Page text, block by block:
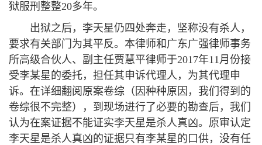
狱服刑整整20多年。
出狱之后，李天星仍四处奔走，坚称没有杀人，
要求有关部门为其平反。本律师和广东广强律师事务
所高级合伙人、副主任贾慧平律师于2017年11月份接
受李某星的委托，担任其申诉代理人，为其代理申
诉。在详细翻阅原案卷综（因种种原因，我们得到的
卷综很不完整），到现场进行了必要的勘查后，我们
认为在案证据不能证实李天星是杀人真凶。原审认定
李天星是杀人真凶的证据只有李某星的口供，没有任